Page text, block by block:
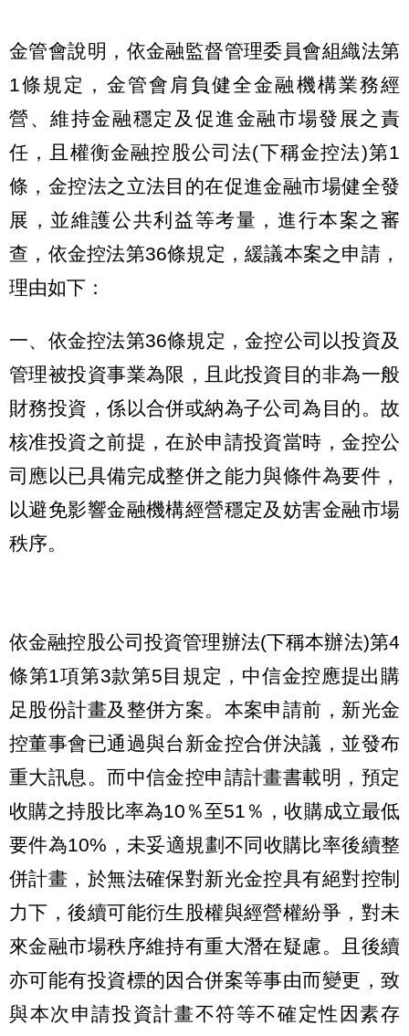
金管會說明，依金融監督管理委員會組織法第
1條規定，金管會肩負健全金融機構業務經
營、維持金融穩定及促進金融市場發展之責
任，且權衡金融控股公司法(下稱金控法)第1
條，金控法之立法目的在促進金融市場健全發
展，並維護公共利益等考量，進行本案之審
查，依金控法第36條規定，緩議本案之申請，
理由如下：
一、依金控法第36條規定，金控公司以投資及
管理被投資事業為限，且此投資目的非為一般
財務投資，係以合併或納為子公司為目的。故
核准投資之前提，在於申請投資當時，金控公
司應以已具備完成整併之能力與條件為要件，
以避免影響金融機構經營穩定及妨害金融市場
秩序。
依金融控股公司投資管理辦法(下稱本辦法)第4
條第1項第3款第5目規定，中信金控應提出購
足股份計畫及整併方案。本案申請前，新光金
控董事會已通過與台新金控合併決議，並發布
重大訊息。而中信金控申請計畫書載明，預定
收購之持股比率為10％至51％，收購成立最低
要件為10%，未妥適規劃不同收購比率後續整
併計畫，於無法確保對新光金控具有絕對控制
力下，後續可能衍生股權與經營權紛爭，對未
來金融市場秩序維持有重大潛在疑慮。且後續
亦可能有投資標的因合併案等事由而變更，致
與本次申請投資計畫不符等不確定性因素存